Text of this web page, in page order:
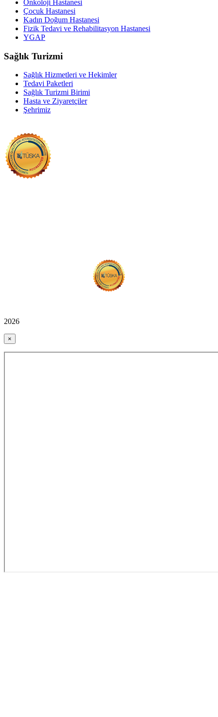
Onkoloji Hastanesi
Çocuk Hastanesi
Kadın Doğum Hastanesi
Fizik Tedavi ve Rehabilitasyon Hastanesi
YGAP
Sağlık Turizmi
Sağlık Hizmetleri ve Hekimler
Tedavi Paketleri
Sağlık Turizmi Birimi
Hasta ve Ziyaretçiler
Şehrimiz
2026
×